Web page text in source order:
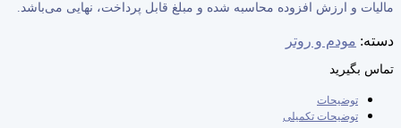
مالیات و ارزش افزوده محاسبه شده و مبلغ قابل پرداخت، نهایی می‌باشد.
دسته: مودم و روتر
تماس بگیرید
توضیحات
توضیحات تکمیلی